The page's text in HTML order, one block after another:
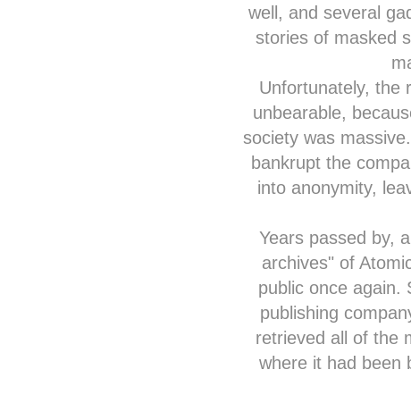
well, and several
stories of masked
Unfortunately, the
unbearable,
society was
bankrupt the
into anonymity,
Years passed by,
archives" of
public once again.
publishing
retrieved all of the
where it had been